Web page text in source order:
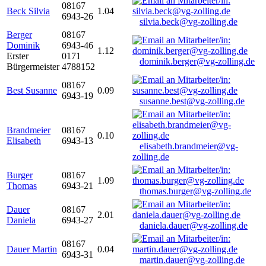
Beck Silvia
08167
6943-26
1.04
silvia.beck@vg-zolling.de
Berger
Dominik
Erster
Bürgermeister
08167
6943-46
0171
4788152
1.12
dominik.berger@vg-zolling.de
Best Susanne
08167
6943-19
0.09
susanne.best@vg-zolling.de
Brandmeier
Elisabeth
08167
6943-13
0.10
elisabeth.brandmeier@vg-
zolling.de
Burger
Thomas
08167
6943-21
1.09
thomas.burger@vg-zolling.de
Dauer
Daniela
08167
6943-27
2.01
daniela.dauer@vg-zolling.de
Dauer Martin
08167
6943-31
0.04
martin.dauer@vg-zolling.de